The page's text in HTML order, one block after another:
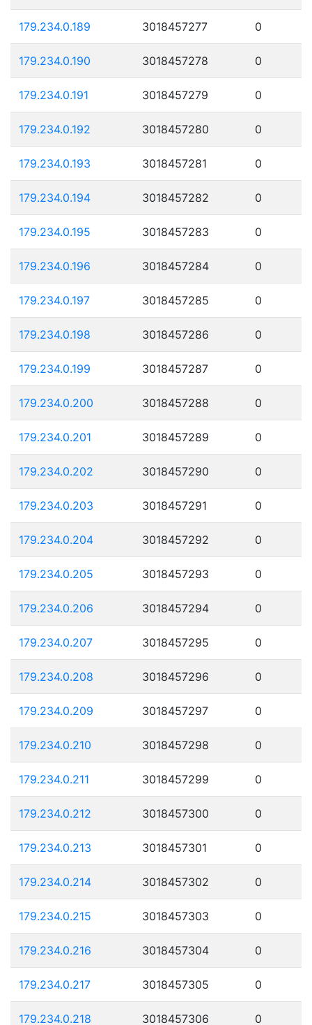
179.234.0.189 3018457277 0
179.234.0.190 3018457278 0
179.234.0.191 3018457279 0
179.234.0.192 3018457280 0
179.234.0.193 3018457281 0
179.234.0.194 3018457282 0
179.234.0.195 3018457283 0
179.234.0.196 3018457284 0
179.234.0.197 3018457285 0
179.234.0.198 3018457286 0
179.234.0.199 3018457287 0
179.234.0.200 3018457288 0
179.234.0.201 3018457289 0
179.234.0.202 3018457290 0
179.234.0.203 3018457291 0
179.234.0.204 3018457292 0
179.234.0.205 3018457293 0
179.234.0.206 3018457294 0
179.234.0.207 3018457295 0
179.234.0.208 3018457296 0
179.234.0.209 3018457297 0
179.234.0.210 3018457298 0
179.234.0.211 3018457299 0
179.234.0.212 3018457300 0
179.234.0.213 3018457301 0
179.234.0.214 3018457302 0
179.234.0.215 3018457303 0
179.234.0.216 3018457304 0
179.234.0.217 3018457305 0
179.234.0.218 3018457306 0